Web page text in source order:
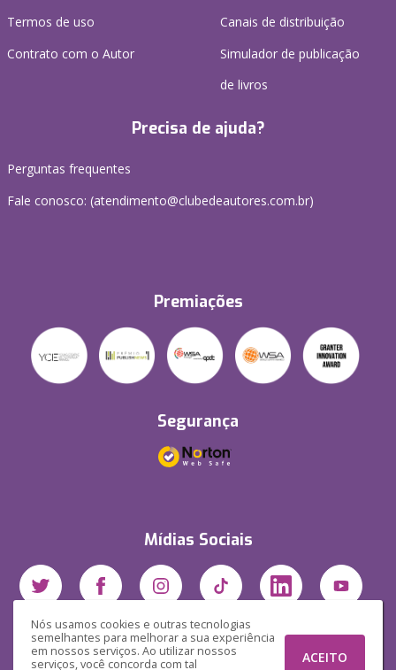
Nós usamos cookies e outras tecnologias
semelhantes para melhorar a sua experiência
em nossos serviços. Ao utilizar nossos
serviços, você concorda com tal
ACEITO
Termos de uso
Contrato com o Autor
Canais de distribuição
Simulador de publicação
de livros
Precisa de ajuda?
Perguntas frequentes
Fale conosco: (atendimento@clubedeautores.com.br)
Premiações
Segurança
Mídias Sociais